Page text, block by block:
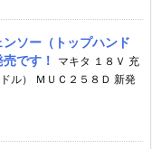
ソー（トップハンド
です！
マキタ １８Ｖ 充
ル） ＭＵＣ２５８Ｄ 新発